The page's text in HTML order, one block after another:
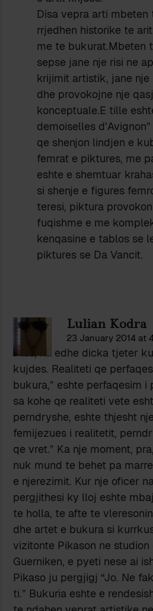
Disa vepra arti mbeten
rrjedhen historike te
me te bukurat.Mbeten
sepse jane nje risi ne
krijimit artistik, jane
dhe provokojne nje
konceptuale.E tille
demoiselles
qe shenjon lindjen e
femrat e piktures, me
eshte e shemtuar
si shenje e figures
teresi, piktura
fuqishme e me
kenqasine e tablos se
piktures se Da Vancit.
Lulian Kodra
23 January 2014 at
Plus, ka edhe dicka tjeter
kujdes. Realiteti qe
bukura,” eshte perfaqesim
sa kohe qe realiteti vete
perndryshe, eshte thjesht
femijezues i realitetit,
qe vret.” Ka nje moment,
nuk mund te behet pa
e njerezimit. Kur nje oficer
pergjithesi ky lloj eshte
te holla, te afte te
dhe artet e bukura si
vizitonte Pikason ne
Guerniken, e pyeti nese ai
Pikaso ju pergjigj “Jo. Ne
ti.” Bukuria eshte e